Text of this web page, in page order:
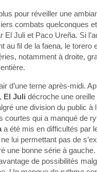
pour réveiller une
combats quelconques
El Juli et Paco Ureña. Si
au fil de la faena, le torero
notamment à droite,
d’une terne après-midi.
El Juli décroche une oreille
une division du public à
courtes qui a manqué de
a été mis en difficultés par
lui permettant pas de
une bonne série à gauche.
de possibilités